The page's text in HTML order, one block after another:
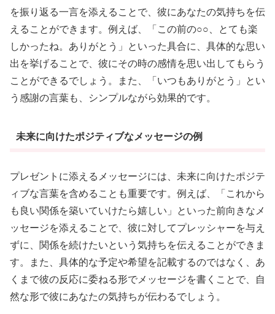
を振り返る一言を添えることで、彼にあなたの気持ちを伝
えることができます。例えば、「この前の○○、とても楽
しかったね。ありがとう」といった具合に、具体的な思い
出を挙げることで、彼にその時の感情を思い出してもらう
ことができるでしょう。また、「いつもありがとう」とい
う感謝の言葉も、シンプルながら効果的です。
未来に向けたポジティブなメッセージの例
プレゼントに添えるメッセージには、未来に向けたポジテ
ィブな言葉を含めることも重要です。例えば、「これから
も良い関係を築いていけたら嬉しい」といった前向きなメ
ッセージを添えることで、彼に対してプレッシャーを与え
ずに、関係を続けたいという気持ちを伝えることができま
す。また、具体的な予定や希望を記載するのではなく、あ
くまで彼の反応に委ねる形でメッセージを書くことで、自
然な形で彼にあなたの気持ちが伝わるでしょう。